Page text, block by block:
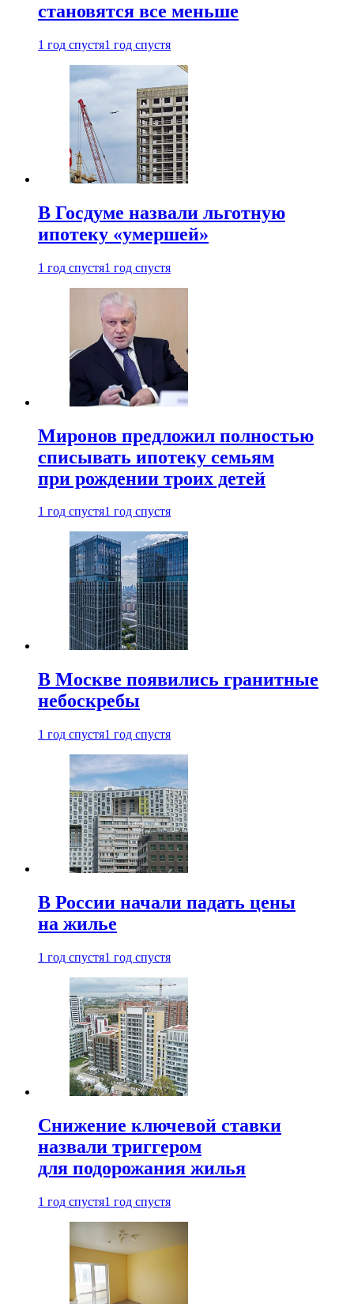
становятся все меньше
1 год спустя1 год спустя
В Госдуме назвали льготную
ипотеку «умершей»
1 год спустя1 год спустя
Миронов предложил полностью
списывать ипотеку семьям
при рождении троих детей
1 год спустя1 год спустя
В Москве появились гранитные
небоскребы
1 год спустя1 год спустя
В России начали падать цены
на жилье
1 год спустя1 год спустя
Снижение ключевой ставки
назвали триггером
для подорожания жилья
1 год спустя1 год спустя